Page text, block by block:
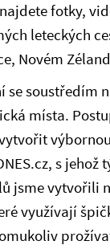
fotky,
leteckých
Novém
se soustředím
místa.
s jehož
jsme vytvořili
využívají